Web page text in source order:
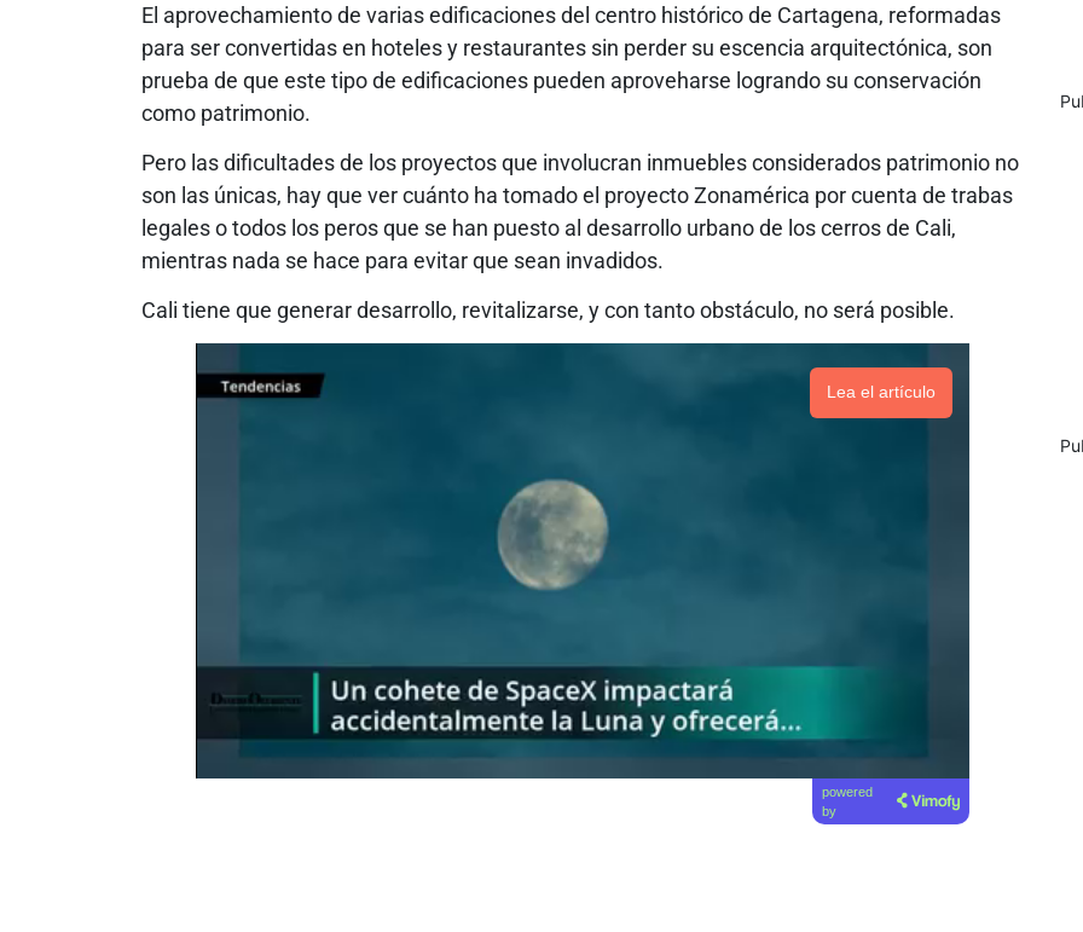
El aprovechamiento de varias edificaciones del centro histórico de Cartagena, reformadas
para ser convertidas en hoteles y restaurantes sin perder su escencia arquitectónica, son
prueba de que este tipo de edificaciones pueden aproveharse logrando su conservación
como patrimonio.
Pero las dificultades de los proyectos que involucran inmuebles considerados patrimonio no
son las únicas, hay que ver cuánto ha tomado el proyecto Zonamérica por cuenta de trabas
legales o todos los peros que se han puesto al desarrollo urbano de los cerros de Cali,
mientras nada se hace para evitar que sean invadidos.
Cali tiene que generar desarrollo, revitalizarse, y con tanto obstáculo, no será posible.
Lea el artículo
powered
by